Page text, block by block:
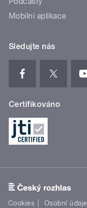
Mobilní aplikace
Sledujte nás
Certifikováno
Cookies Osobní údaje